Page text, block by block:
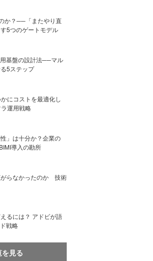
か？──「またやり直
5つのゲートモデル
基盤の設計法──マル
5ステップ
にコストを最適化し
運用戦略
」は十分か？企業の
導入の勘所
がらなかったのか 技術
るには？ アドビが語
戦略
見る